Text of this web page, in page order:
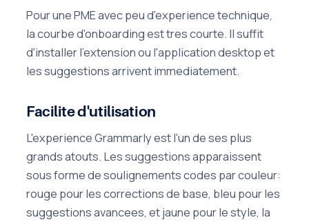
Pour une PME avec peu d'experience technique,
la courbe d'onboarding est tres courte. Il suffit
d'installer l'extension ou l'application desktop et
les suggestions arrivent immediatement.
Facilite d'utilisation
L'experience Grammarly est l'un de ses plus
grands atouts. Les suggestions apparaissent
sous forme de soulignements codes par couleur:
rouge pour les corrections de base, bleu pour les
suggestions avancees, et jaune pour le style, la